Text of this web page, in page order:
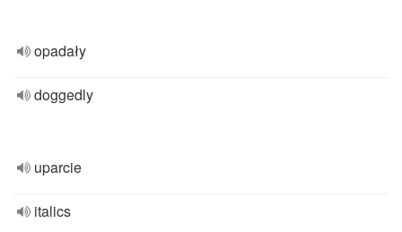
opadały
doggedly
uparcie
italics